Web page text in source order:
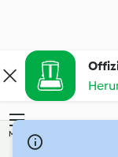
Menü
© Copyright 2026